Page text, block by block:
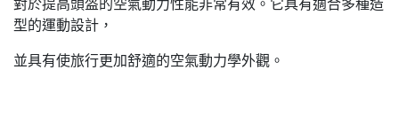
對於提高頭盔的空氣動力性能非常有效。它具有適合多種造
型的運動設計，
並具有使旅行更加舒適的空氣動力學外觀。